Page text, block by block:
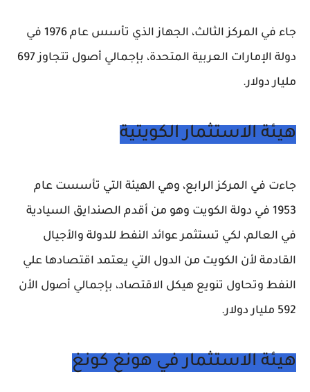
جاء في المركز الثالث، الجهاز الذي تأسس عام 1976 في
دولة الإمارات العربية المتحدة، بإجمالي أصول تتجاوز 697
مليار دولار.
هيئة الاستثمار الكويتية
جاءت في المركز الرابع، وهي الهيئة التي تأسست عام
1953 في دولة الكويت وهو من أقدم الصندايق السيادية
في العالم، لكي تستثمر عوائد النفط للدولة والأجيال
القادمة لأن الكويت من الدول التي يعتمد اقتصادها علي
النفط وتحاول تنويع هيكل الاقتصاد، بإجمالي أصول الأن
592 مليار دولار.
هيئة الاستثمار في هونغ كونغ